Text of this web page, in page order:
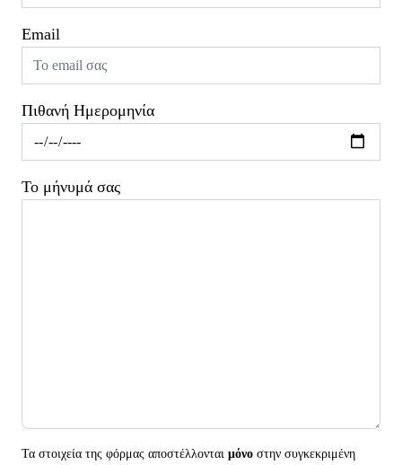
Email
Πιθανή Ημερομηνία
Το μήνυμά σας
Τα στοιχεία της φόρμας αποστέλλονται μόνο στην συγκεκριμένη